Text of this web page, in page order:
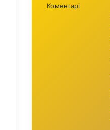
Коментарі